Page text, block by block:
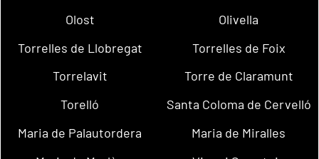
Olost
Olivella
Torrelles de Llobregat
Torrelles de Foix
Torrelavit
Torre de Claramunt
Torelló
Santa Coloma de Cervelló
Maria de Palautordera
Maria de Miralles